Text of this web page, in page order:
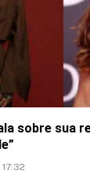
sobre sua